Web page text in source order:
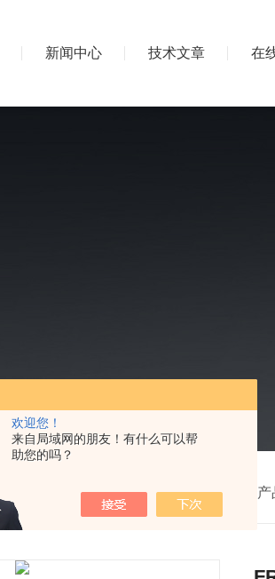
欢迎您！
来自局域网的朋友！有什么可以帮
助您的吗？
新闻中心 技术文章 在
我的位置：首页 产